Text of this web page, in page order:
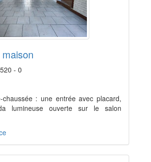
- 0
chaussée : une entrée avec placard,
lumineuse ouverte sur le salon